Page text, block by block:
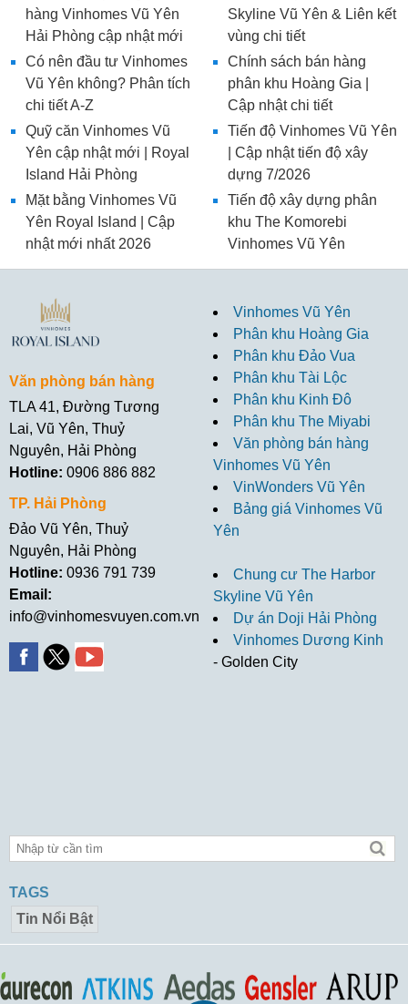
Skyline Vũ Yên & Liên kết
vùng chi tiết
Chính sách bán hàng
phân khu Hoàng Gia |
Cập nhật chi tiết
Tiến độ Vinhomes Vũ Yên
| Cập nhật tiến độ xây
dựng 7/2026
Tiến độ xây dựng phân
khu The Komorebi
Vinhomes Vũ Yên
hàng Vinhomes Vũ Yên
Hải Phòng cập nhật mới
Có nên đầu tư Vinhomes
Vũ Yên không? Phân tích
chi tiết A-Z
Quỹ căn Vinhomes Vũ
Yên cập nhật mới | Royal
Island Hải Phòng
Mặt bằng Vinhomes Vũ
Yên Royal Island | Cập
nhật mới nhất 2026
Văn phòng bán hàng
TLA 41, Đường Tương
Lai, Vũ Yên, Thuỷ
Nguyên, Hải Phòng
Hotline: 0906 886 882
TP. Hải Phòng
Đảo Vũ Yên, Thuỷ
Nguyên, Hải Phòng
Hotline: 0936 791 739
Email:
info@vinhomesvuyen.com.vn
Vinhomes Vũ Yên
Phân khu Hoàng Gia
Phân khu Đảo Vua
Phân khu Tài Lộc
Phân khu Kinh Đô
Phân khu The Miyabi
Văn phòng bán hàng
Vinhomes Vũ Yên
VinWonders Vũ Yên
Bảng giá Vinhomes Vũ
Yên
Chung cư The Harbor
Skyline Vũ Yên
Dự án Doji Hải Phòng
Vinhomes Dương Kinh
- Golden City
TAGS
Tin Nổi Bật